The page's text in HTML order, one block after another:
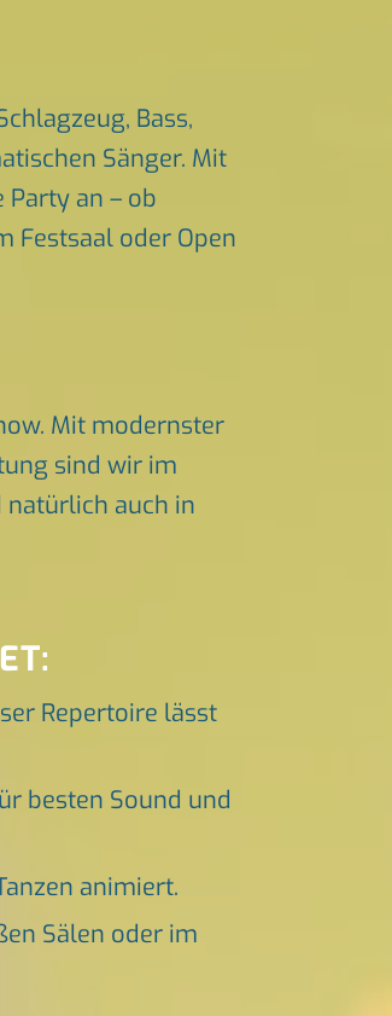
Bass,
Sänger. Mit
an – ob
Festsaal oder Open
Mit modernster
sind wir im
natürlich auch in
Repertoire lässt
besten Sound und
animiert.
Sälen oder im